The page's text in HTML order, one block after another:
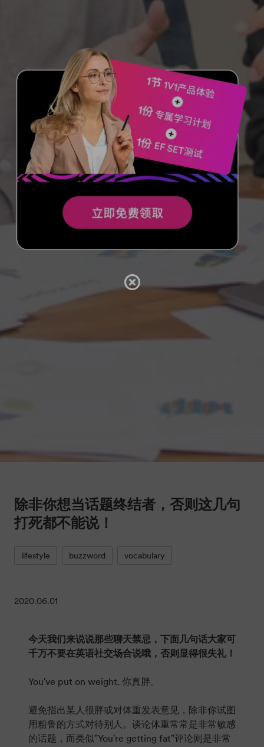
除非你想当话题终结者，否则这几句
打死都不能说！
lifestyle buzzword vocabulary
2020.06.01
今天我们来说说那些聊天禁忌，下面几句话大家可
千万不要在英语社交场合说哦，否则显得很失礼！
You've put on weight. 你真胖。
避免指出某人很胖或对体重发表意见，除非你试图
用粗鲁的方式对待别人。谈论体重常常是非常敏感
的话题，而类似"You're getting fat"评论则是非常